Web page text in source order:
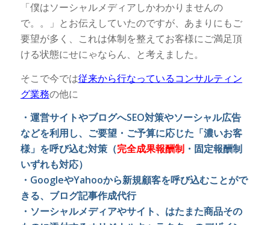
「僕はソーシャルメディアしかわかりませんの
で。。」とお伝えしていたのですが、あまりにもご
要望が多く、これは体制を整えてお客様にご満足頂
ける状態にせにゃならん、と考えました。
そこで今では従来から行なっているコンサルティン
グ業務の他に
・運営サイトやブログへSEO対策やソーシャル広告
などを利用し、ご要望・ご予算に応じた「濃いお客
様」を呼び込む対策（完全成果報酬制・固定報酬制
いずれも対応）
・GoogleやYahooから新規顧客を呼び込むことがで
きる、ブログ記事作成代行
・ソーシャルメディアやサイト、はたまた商品その